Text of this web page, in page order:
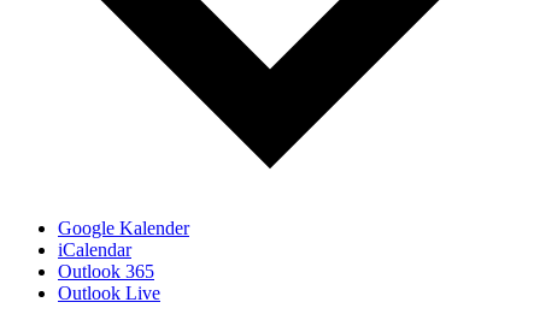
Google Kalender
iCalendar
Outlook 365
Outlook Live